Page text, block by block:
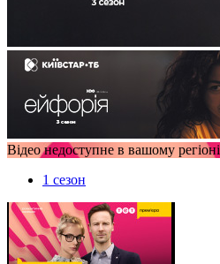
Відео недоступне в вашому регіоні
1 сезон